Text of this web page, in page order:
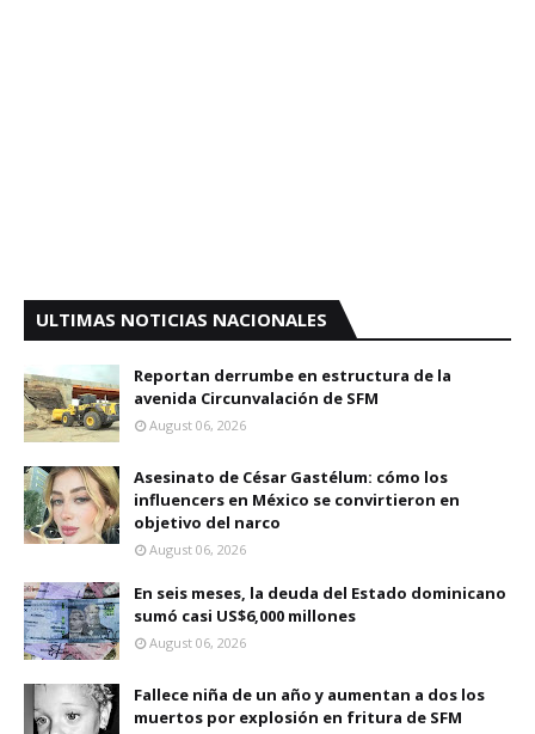
ULTIMAS NOTICIAS NACIONALES
Reportan derrumbe en estructura de la
avenida Circunvalación de SFM
August 06, 2026
Asesinato de César Gastélum: cómo los
influencers en México se convirtieron en
objetivo del narco
August 06, 2026
En seis meses, la deuda del Estado dominicano
sumó casi US$6,000 millones
August 06, 2026
Fallece niña de un año y aumentan a dos los
muertos por explosión en fritura de SFM